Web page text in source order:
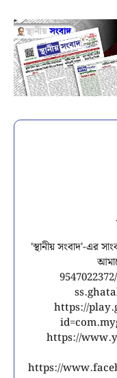
'স্থানীয় সংবাদ'-এর
https://
https://
https://